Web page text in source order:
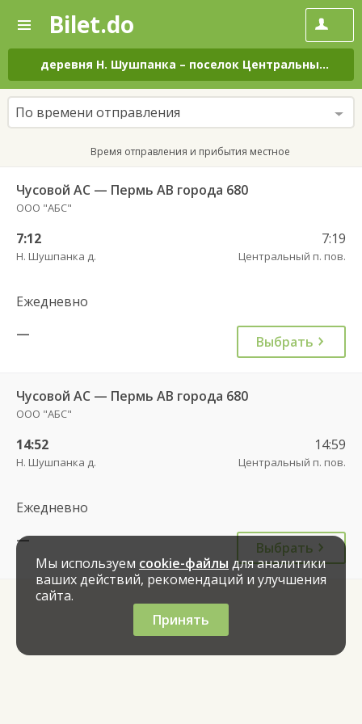
—
Поиск
и
покупка
билетов
на
автобус
онлайн
Bilet.do
деревня Н. Шушпанка – поселок Центральный
По времени отправления
Время отправления и прибытия местное
Чусовой АС — Пермь АВ города 680
ООО "АБС"
7:12
Н. Шушпанка д.
7:19
Центральный п. пов.
Ежедневно
—
Выбрать
Чусовой АС — Пермь АВ города 680
ООО "АБС"
14:52
Н. Шушпанка д.
14:59
Центральный п. пов.
Ежедневно
—
Выбрать
Мы используем cookie-файлы для аналитики
ваших действий, рекомендаций и улучшения
сайта.
Принять